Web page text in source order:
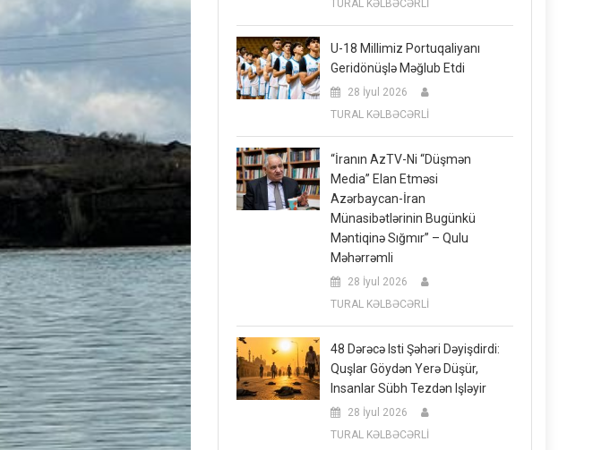
TURAL KƏLBƏCƏRLİ
U-18 Millimiz Portuqaliyanı
Geridönüşlə Məğlub Etdi
28 İyul 2026
TURAL KƏLBƏCƏRLİ
“İranın AzTV-Ni “düşmən
Media” Elan Etməsi
Azərbaycan-İran
Münasibətlərinin Bugünkü
Məntiqinə Sığmır” – Qulu
Məhərrəmli
28 İyul 2026
TURAL KƏLBƏCƏRLİ
48 Dərəcə Isti Şəhəri Dəyişdirdi:
Quşlar Göydən Yerə Düşür,
Insanlar Sübh Tezdən Işləyir
28 İyul 2026
TURAL KƏLBƏCƏRLİ